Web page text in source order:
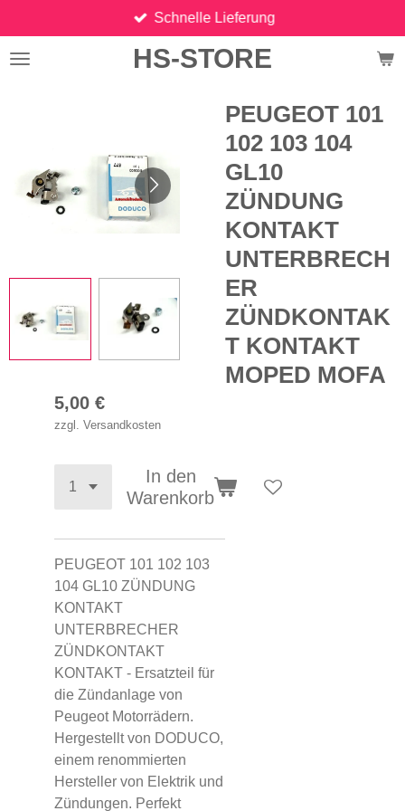
Hauptinhalt
springen
HS-STORE
Schnelle Lieferung
PEUGEOT 101
102 103 104
GL10
ZÜNDUNG
KONTAKT
UNTERBRECH
ER
ZÜNDKONTAK
T KONTAKT
MOPED MOFA
5,00 €
zzgl. Versandkosten
In den
Warenkorb
PEUGEOT 101 102 103
104 GL10 ZÜNDUNG
KONTAKT
UNTERBRECHER
ZÜNDKONTAKT
KONTAKT - Ersatzteil für
die Zündanlage von
Peugeot Motorrädern.
Hergestellt von DODUCO,
einem renommierten
Hersteller von Elektrik und
Zündungen. Perfekt